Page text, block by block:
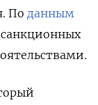
По данным